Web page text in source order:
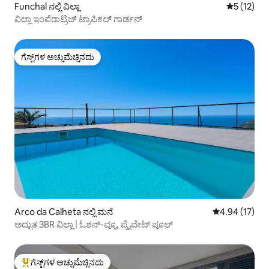
Funchal ನಲ್ಲಿ ವಿಲ್ಲಾ 5 ರಲ್ಲಿ 5
5 (12)
ವಿಲ್ಲಾ ಇಂಪೆರಾಟ್ರಿಜ್ ಟ್ರಾಪಿಕಲ್ ಗಾರ್ಡನ್
ಗೆಸ್ಟ್‌ಗಳ ಅಚ್ಚುಮೆಚ್ಚಿನದು
ಗೆಸ್ಟ್‌ಗಳ ಅಚ್ಚುಮೆಚ್ಚಿನದು
Arco da Calheta ನಲ್ಲಿ ಮನೆ 5 ರಲ್ಲಿ 4.94
4.94 (17)
ಅದ್ಭುತ 3BR ವಿಲ್ಲಾ | ಓಶನ್-ವ್ಯೂ, ಪ್ರೈವೇಟ್ ಪೂಲ್
ಗೆಸ್ಟ್‌ಗಳ ಅಚ್ಚುಮೆಚ್ಚಿನದು